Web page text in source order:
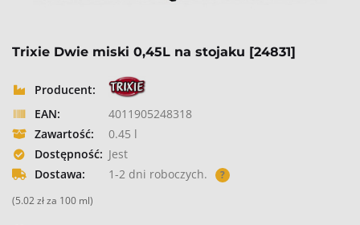
Trixie Dwie miski 0,45L na stojaku [24831]
Producent:
EAN:
4011905248318
Zawartość:
0.45 l
Dostępność: Jest
Dostawa:
1-2 dni roboczych. ?
(5.02 zł za 100 ml)